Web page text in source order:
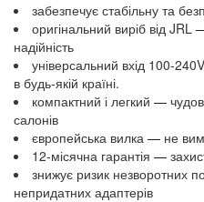
забезпечує стабільну та
оригінальний виріб від JRL
надійність
універсальний вхід 100-240V
в будь-якій країні.
компактний і легкий —
салонів
європейська вилка — не
12-місячна гарантія —
знижує ризик незворотних
непридатних адаптерів